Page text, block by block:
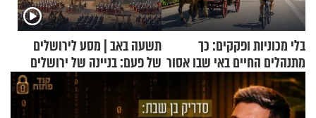
בלי מכוניות ופקקים: כך
מתנהלים החיים באי שבו אסור
לנהוג כבר יותר מ-120 שנה
תשעה באב | מסע לירושלים
של פעם: בניינה של ירושלים